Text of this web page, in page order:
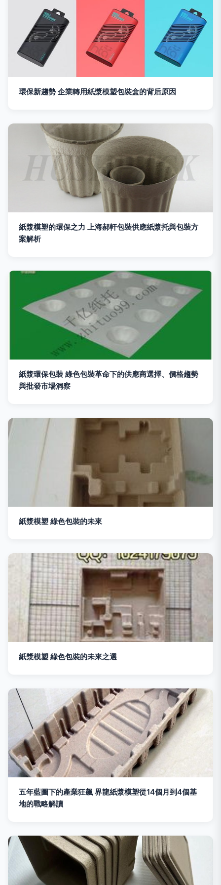
環保新趨勢 企業轉用紙漿模塑包裝盒的背后原因
紙漿模塑的環保之力 上海郝軒包裝供應紙漿托與包裝方
案解析
紙漿環保包裝 綠色包裝革命下的供應商選擇、價格趨勢
與批發市場洞察
紙漿模塑 綠色包裝的未來
紙漿模塑 綠色包裝的未來之選
五年藍圖下的產業狂飆 界龍紙漿模塑從14個月到4個基
地的戰略解讀